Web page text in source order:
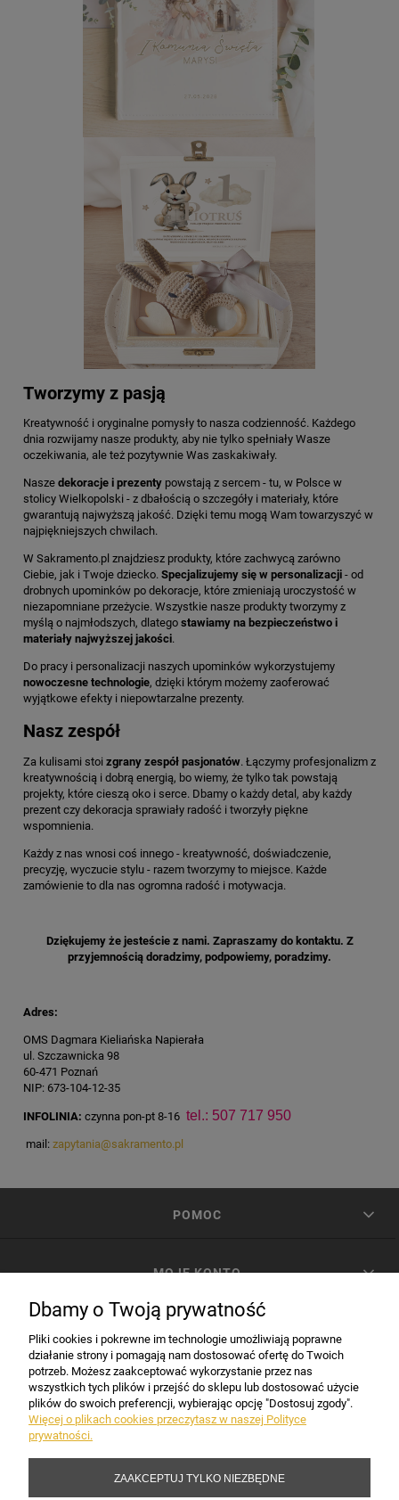
Tworzymy z pasją
Kreatywność i oryginalne pomysły to nasza codzienność. Każdego
dnia rozwijamy nasze produkty, aby nie tylko spełniały Wasze
oczekiwania, ale też pozytywnie Was zaskakiwały.
Nasze dekoracje i prezenty powstają z sercem - tu, w Polsce w
stolicy Wielkopolski - z dbałością o szczegóły i materiały, które
gwarantują najwyższą jakość. Dzięki temu mogą Wam towarzyszyć w
najpiękniejszych chwilach.
W Sakramento.pl znajdziesz produkty, które zachwycą zarówno
Ciebie, jak i Twoje dziecko. Specjalizujemy się w personalizacji - od
drobnych upominków po dekoracje, które zmieniają uroczystość w
niezapomniane przeżycie. Wszystkie nasze produkty tworzymy z
myślą o najmłodszych, dlatego stawiamy na bezpieczeństwo i
materiały najwyższej jakości.
Do pracy i personalizacji naszych upominków wykorzystujemy
nowoczesne technologie, dzięki którym możemy zaoferować
wyjątkowe efekty i niepowtarzalne prezenty.
Nasz zespół
Za kulisami stoi zgrany zespół pasjonatów. Łączymy profesjonalizm z
kreatywnością i dobrą energią, bo wiemy, że tylko tak powstają
projekty, które cieszą oko i serce. Dbamy o każdy detal, aby każdy
prezent czy dekoracja sprawiały radość i tworzyły piękne
wspomnienia.
Każdy z nas wnosi coś innego - kreatywność, doświadczenie,
precyzję, wyczucie stylu - razem tworzymy to miejsce. Każde
zamówienie to dla nas ogromna radość i motywacja.
Dziękujemy że jesteście z nami. Zapraszamy do kontaktu. Z
przyjemnością doradzimy, podpowiemy, poradzimy.
Adres:
OMS Dagmara Kieliańska Napierała
ul. Szczawnicka 98
60-471 Poznań
NIP: 673-104-12-35
INFOLINIA: czynna pon-pt 8-16 tel.: 507 717 950
mail: zapytania@sakramento.pl
POMOC
MOJE KONTO
INFORMACJE
Dbamy o Twoją prywatność
Pliki cookies i pokrewne im technologie umożliwiają poprawne
działanie strony i pomagają nam dostosować ofertę do Twoich
potrzeb. Możesz zaakceptować wykorzystanie przez nas
wszystkich tych plików i przejść do sklepu lub dostosować użycie
plików do swoich preferencji, wybierając opcję "Dostosuj zgody".
Więcej o plikach cookies przeczytasz w naszej Polityce
prywatności.
ZAAKCEPTUJ TYLKO NIEZBĘDNE